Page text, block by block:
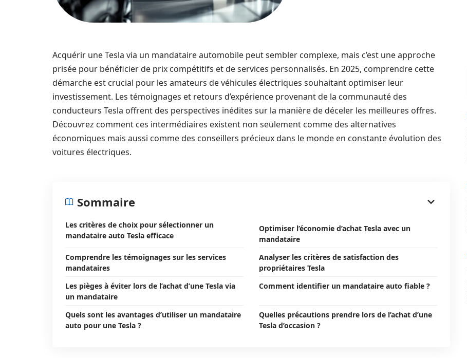
Acquérir une Tesla via un mandataire automobile peut sembler complexe, mais c’est une approche
prisée pour bénéficier de prix compétitifs et de services personnalisés. En 2025, comprendre cette
démarche est crucial pour les amateurs de véhicules électriques souhaitant optimiser leur
investissement. Les témoignages et retours d’expérience provenant de la communauté des
conducteurs Tesla offrent des perspectives inédites sur la manière de déceler les meilleures offres.
Découvrez comment ces intermédiaires existent non seulement comme des alternatives
économiques mais aussi comme des conseillers précieux dans le monde en constante évolution des
voitures électriques.
Sommaire
Les critères de choix pour sélectionner un
mandataire auto Tesla efficace
Optimiser l’économie d’achat Tesla avec un
mandataire
Comprendre les témoignages sur les services
mandataires
Analyser les critères de satisfaction des
propriétaires Tesla
Les pièges à éviter lors de l’achat d’une Tesla via
un mandataire
Comment identifier un mandataire auto fiable ?
Quels sont les avantages d’utiliser un mandataire
auto pour une Tesla ?
Quelles précautions prendre lors de l’achat d’une
Tesla d’occasion ?